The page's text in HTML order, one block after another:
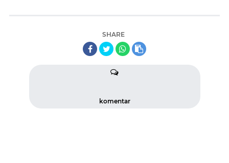
SHARE
komentar